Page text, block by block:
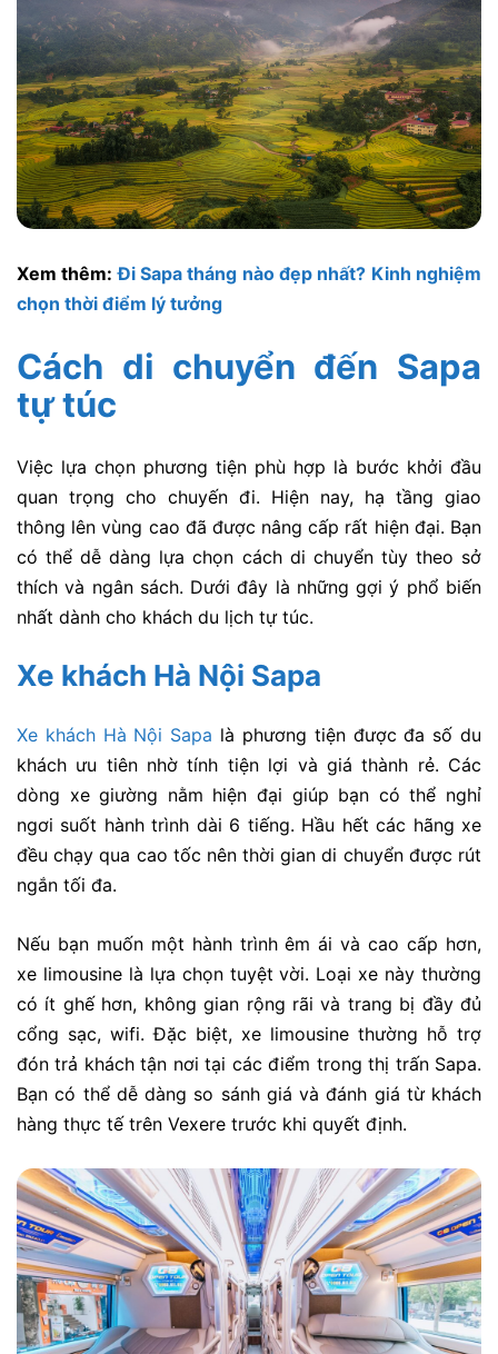
Xem thêm:Đi Sapa tháng nào đẹp nhất? Kinh nghiệm
chọn thời điểm lý tưởng
Cách di chuyển đến Sapa
tự túc
Việc lựa chọn phương tiện phù hợp là bước khởi đầu
quan trọng cho chuyến đi. Hiện nay, hạ tầng giao
thông lên vùng cao đã được nâng cấp rất hiện đại. Bạn
có thể dễ dàng lựa chọn cách di chuyển tùy theo sở
thích và ngân sách. Dưới đây là những gợi ý phổ biến
nhất dành cho khách du lịch tự túc.
Xe khách Hà Nội Sapa
Xe khách Hà Nội Sapa là phương tiện được đa số du
khách ưu tiên nhờ tính tiện lợi và giá thành rẻ. Các
dòng xe giường nằm hiện đại giúp bạn có thể nghỉ
ngơi suốt hành trình dài 6 tiếng. Hầu hết các hãng xe
đều chạy qua cao tốc nên thời gian di chuyển được rút
ngắn tối đa.
Nếu bạn muốn một hành trình êm ái và cao cấp hơn,
xe limousine là lựa chọn tuyệt vời. Loại xe này thường
có ít ghế hơn, không gian rộng rãi và trang bị đầy đủ
cổng sạc, wifi. Đặc biệt, xe limousine thường hỗ trợ
đón trả khách tận nơi tại các điểm trong thị trấn Sapa.
Bạn có thể dễ dàng so sánh giá và đánh giá từ khách
hàng thực tế trên Vexere trước khi quyết định.